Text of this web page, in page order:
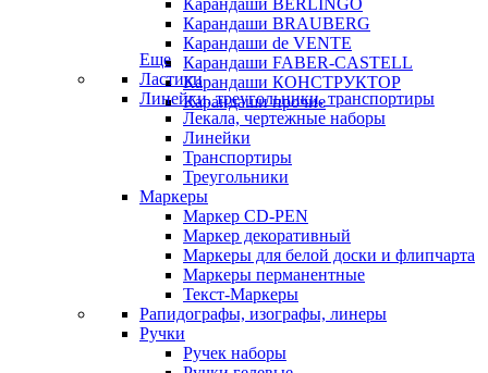
Карандаши BERLINGO
Карандаши BRAUBERG
Карандаши de VENTE
Карандаши FABER-CASTELL
Карандаши КОНСТРУКТОР
Карандаши прочие
Еще
Ластики
Линейки, треугольники, транспортиры
Лекала, чертежные наборы
Линейки
Транспортиры
Треугольники
Маркеры
Маркер CD-PEN
Маркер декоративный
Маркеры для белой доски и флипчарта
Маркеры перманентные
Текст-Маркеры
Рапидографы, изографы, линеры
Ручки
Ручек наборы